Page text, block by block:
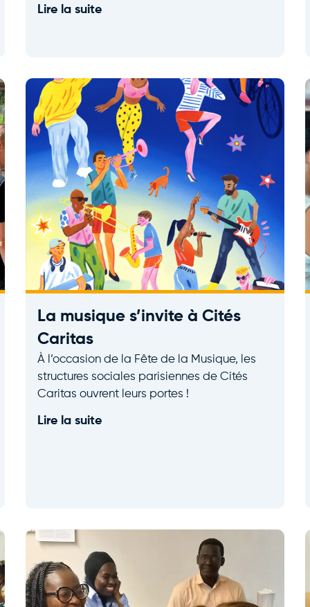
Lire la suite
La musique s’invite à Cités
Caritas
À l’occasion de la Fête de la Musique, les
structures sociales parisiennes de Cités
Caritas ouvrent leurs portes !
Lire la suite